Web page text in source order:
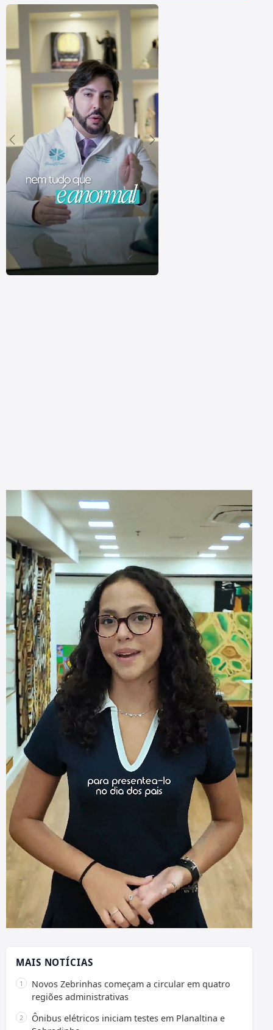
MAIS NOTÍCIAS
Novos Zebrinhas começam a circular em quatro
regiões administrativas
Ônibus elétricos iniciam testes em Planaltina e